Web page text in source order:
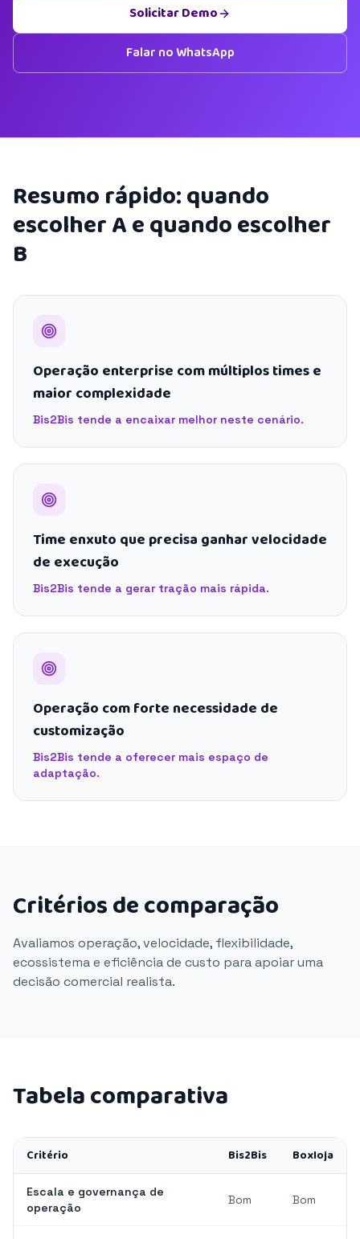
Solicitar Demo
Falar no WhatsApp
Resumo rápido: quando
escolher A e quando escolher
B
Operação enterprise com múltiplos times e
maior complexidade
Bis2Bis tende a encaixar melhor neste cenário.
Time enxuto que precisa ganhar velocidade
de execução
Bis2Bis tende a gerar tração mais rápida.
Operação com forte necessidade de
customização
Bis2Bis tende a oferecer mais espaço de
adaptação.
Critérios de comparação
Avaliamos operação, velocidade, flexibilidade,
ecossistema e eficiência de custo para apoiar uma
decisão comercial realista.
Tabela comparativa
Critério Bis2Bis Boxloja
Escala e governança de
operação
Bom Bom